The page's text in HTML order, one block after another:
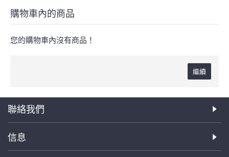
購物車內的商品
您的購物車內沒有商品！
繼續
聯絡我們
信息